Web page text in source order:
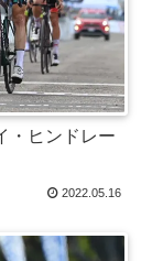
・ヒンドレー
2022.05.16